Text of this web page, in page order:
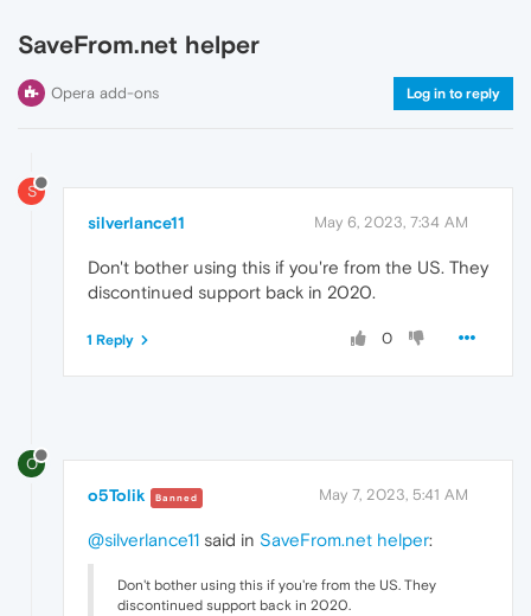
SaveFrom.net helper
Opera add-ons Log in to reply
S
silverlance11 May 6, 2023, 7:34 AM
Don't bother using this if you're from the US. They
discontinued support back in 2020.
0
1 Reply
O
o5Tolik Banned May 7, 2023, 5:41 AM
@silverlance11 said in SaveFrom.net helper:
Don't bother using this if you're from the US. They
discontinued support back in 2020.